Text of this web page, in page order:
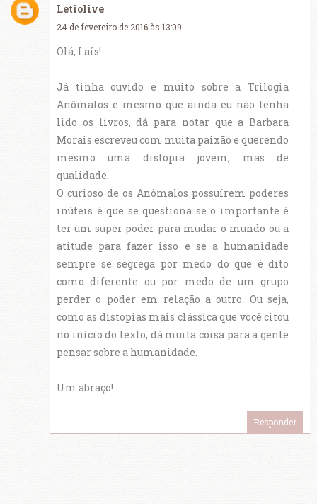
Letiolive
24 de fevereiro de 2016 às 13:09
Olá, Laís!
Já tinha ouvido e muito sobre a Trilogia
Anômalos e mesmo que ainda eu não tenha
lido os livros, dá para notar que a Barbara
Morais escreveu com muita paixão e querendo
mesmo uma distopia jovem, mas de
qualidade.
O curioso de os Anômalos possuírem poderes
inúteis é que se questiona se o importante é
ter um super poder para mudar o mundo ou a
atitude para fazer isso e se a humanidade
sempre se segrega por medo do que é dito
como diferente ou por medo de um grupo
perder o poder em relação a outro. Ou seja,
como as distopias mais clássica que você citou
no início do texto, dá muita coisa para a gente
pensar sobre a humanidade.
Um abraço!
Responder